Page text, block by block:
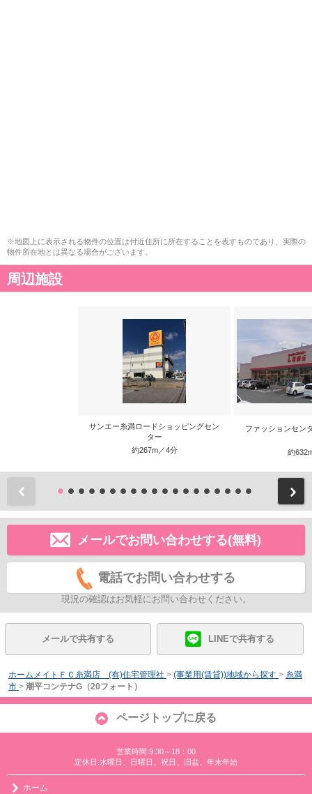
※地図上に表示される物件の位置は付近住所に所在することを表すものであり、実際の
物件所在地とは異なる場合がございます。
周辺施設
サンエー糸満ロードショッピングセン
ター
約267m／4分
ファッションセン
約
メールでお問い合わせする(無料)
電話でお問い合わせする
現況の確認はお気軽にお問い合わせください。
メールで共有する LINEで共有する
ホームメイトＦＣ糸満店 (有)住宅管理社 > (事業用(賃貸))地域から探す > 糸満
市 > 潮平コンテナG（20フォート）
ページトップに戻る
営業時間:9:30～18：00
定休日:水曜日、日曜日、祝日、旧盆、年末年始
ホーム